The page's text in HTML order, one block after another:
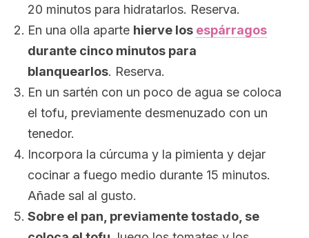
20 minutos para hidratarlos. Reserva.
En una olla aparte hierve los espárragos
durante cinco minutos para
blanquearlos. Reserva.
En un sartén con un poco de agua se coloca
el tofu, previamente desmenuzado con un
tenedor.
Incorpora la cúrcuma y la pimienta y dejar
cocinar a fuego medio durante 15 minutos.
Añade sal al gusto.
Sobre el pan, previamente tostado, se